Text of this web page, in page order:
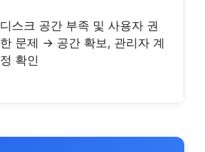
디스크 공간 부족 및 사용자 권
한 문제 → 공간 확보, 관리자 계
정 확인